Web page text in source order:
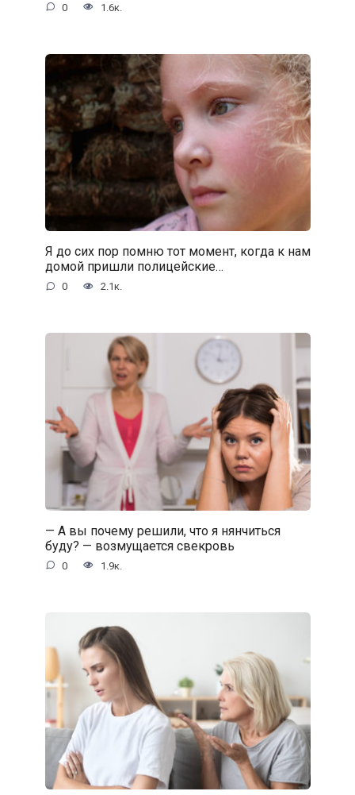
0 1.6к.
Я до сих пор помню тот момент, когда к нам
домой пришли полицейские…
0 2.1к.
— А вы почему решили, что я нянчиться
буду? — возмущается свекровь
0 1.9к.